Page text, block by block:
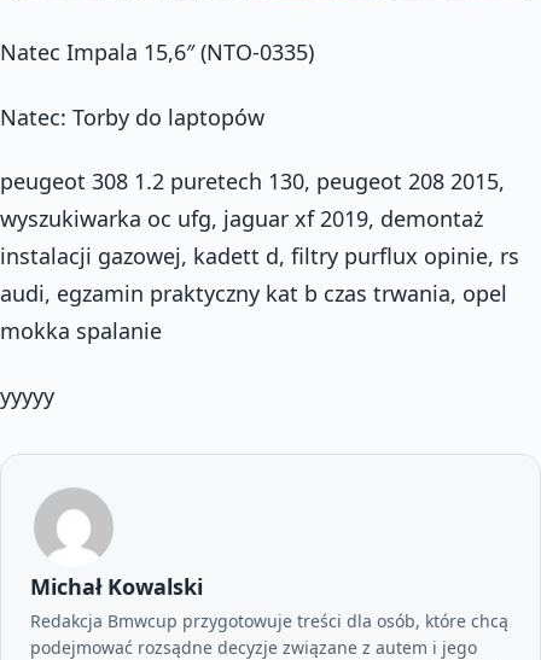
Natec Impala 15,6″ (NTO-0335)
Natec: Torby do laptopów
peugeot 308 1.2 puretech 130, peugeot 208 2015,
wyszukiwarka oc ufg, jaguar xf 2019, demontaż
instalacji gazowej, kadett d, filtry purflux opinie, rs
audi, egzamin praktyczny kat b czas trwania, opel
mokka spalanie
yyyyy
Michał Kowalski
Redakcja Bmwcup przygotowuje treści dla osób, które chcą
podejmować rozsądne decyzje związane z autem i jego